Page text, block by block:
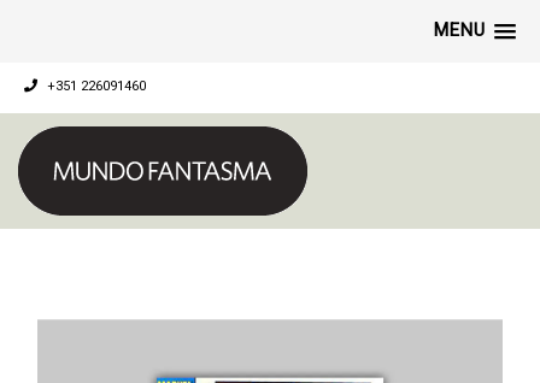
MENU
+351 226091460